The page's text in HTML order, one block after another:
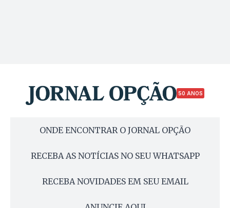
50 ANOS
ONDE ENCONTRAR O JORNAL OPÇÃO
RECEBA AS NOTÍCIAS NO SEU WHATSAPP
RECEBA NOVIDADES EM SEU EMAIL